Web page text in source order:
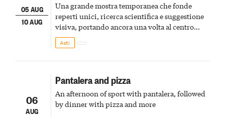
05 AUG
10 AUG
Una grande mostra temporanea che fonde
reperti unici, ricerca scientifica e suggestione
visiva, portando ancora una volta al centro
della scena le meraviglie del passato astigiano
Asti
06
AUG
Pantalera and pizza
An afternoon of sport with pantalera, followed
by dinner with pizza and more